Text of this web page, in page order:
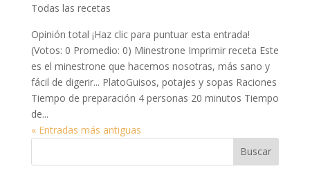
Todas las recetas
Opinión total ¡Haz clic para puntuar esta entrada!
(Votos: 0 Promedio: 0) Minestrone Imprimir receta Este
es el minestrone que hacemos nosotras, más sano y
fácil de digerir... PlatoGuisos, potajes y sopas Raciones
Tiempo de preparación 4 personas 20 minutos Tiempo
de...
« Entradas más antiguas